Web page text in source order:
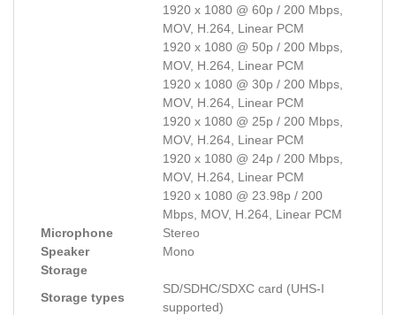
1920 x 1080 @ 60p / 200 Mbps,
MOV, H.264, Linear PCM
1920 x 1080 @ 50p / 200 Mbps,
MOV, H.264, Linear PCM
1920 x 1080 @ 30p / 200 Mbps,
MOV, H.264, Linear PCM
1920 x 1080 @ 25p / 200 Mbps,
MOV, H.264, Linear PCM
1920 x 1080 @ 24p / 200 Mbps,
MOV, H.264, Linear PCM
1920 x 1080 @ 23.98p / 200
Mbps, MOV, H.264, Linear PCM
Microphone
Stereo
Speaker
Mono
Storage
Storage types
SD/SDHC/SDXC card (UHS-I
supported)